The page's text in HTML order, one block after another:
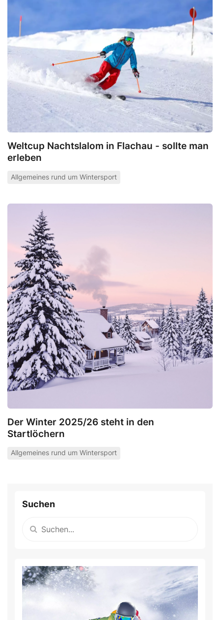
Weltcup Nachtslalom in Flachau - sollte man
erleben
Allgemeines rund um Wintersport
Der Winter 2025/26 steht in den
Startlöchern
Allgemeines rund um Wintersport
Suchen